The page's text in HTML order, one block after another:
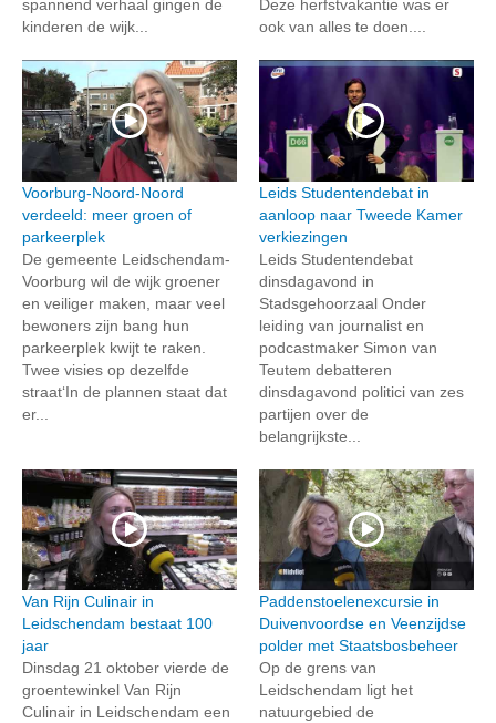
spannend verhaal gingen de
kinderen de wijk...
Deze herfstvakantie was er
ook van alles te doen....
Voorburg-Noord-Noord
verdeeld: meer groen of
parkeerplek
De gemeente Leidschendam-
Voorburg wil de wijk groener
en veiliger maken, maar veel
bewoners zijn bang hun
parkeerplek kwijt te raken.
Twee visies op dezelfde
straat‘In de plannen staat dat
er...
Leids Studentendebat in
aanloop naar Tweede Kamer
verkiezingen
Leids Studentendebat
dinsdagavond in
Stadsgehoorzaal Onder
leiding van journalist en
podcastmaker Simon van
Teutem debatteren
dinsdagavond politici van zes
partijen over de
belangrijkste...
Van Rijn Culinair in
Leidschendam bestaat 100
jaar
Dinsdag 21 oktober vierde de
groentewinkel Van Rijn
Culinair in Leidschendam een
Paddenstoelenexcursie in
Duivenvoordse en Veenzijdse
polder met Staatsbosbeheer
Op de grens van
Leidschendam ligt het
natuurgebied de